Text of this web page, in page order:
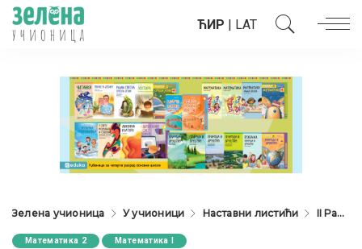
ЋИР | LAT
Зелена учионица У учионици Наставни листићи II Разред
Математика 2 Математика I